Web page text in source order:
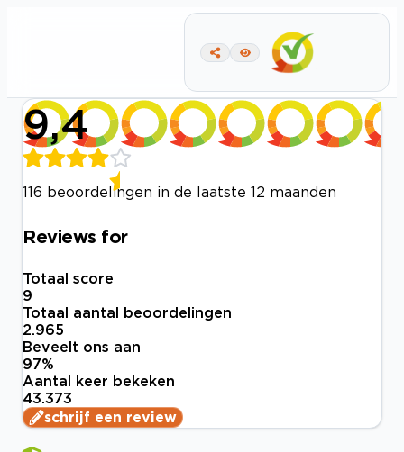
9,4
116 beoordelingen in de laatste 12 maanden
Reviews for
Totaal score
9
Totaal aantal beoordelingen
2.965
Beveelt ons aan
97%
Aantal keer bekeken
43.373
schrijf een review